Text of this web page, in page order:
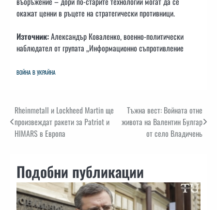
окажат ценни в ръцете на стратегически противници.
Източник:Александър Коваленко, военно-политически
наблюдател от групата „Информационно съпротивление
ВОЙНА В УКРАЙНА
Навигация
Rheinmetall и Lockheed Martin ще
произвеждат ракети за Patriot и
HIMARS в Европа
Тъжна вест: Войната отне
живота на Валентин Булгар
от село Владичень
Подобни публикации